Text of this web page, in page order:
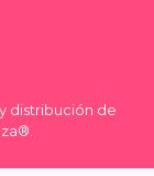
distribución de